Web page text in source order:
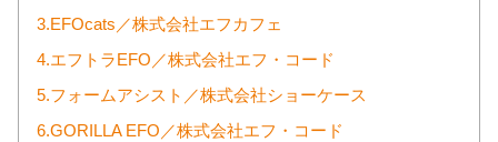
3.EFOcats／株式会社エフカフェ
4.エフトラEFO／株式会社エフ・コード
5.フォームアシスト／株式会社ショーケース
6.GORILLA EFO／株式会社エフ・コード